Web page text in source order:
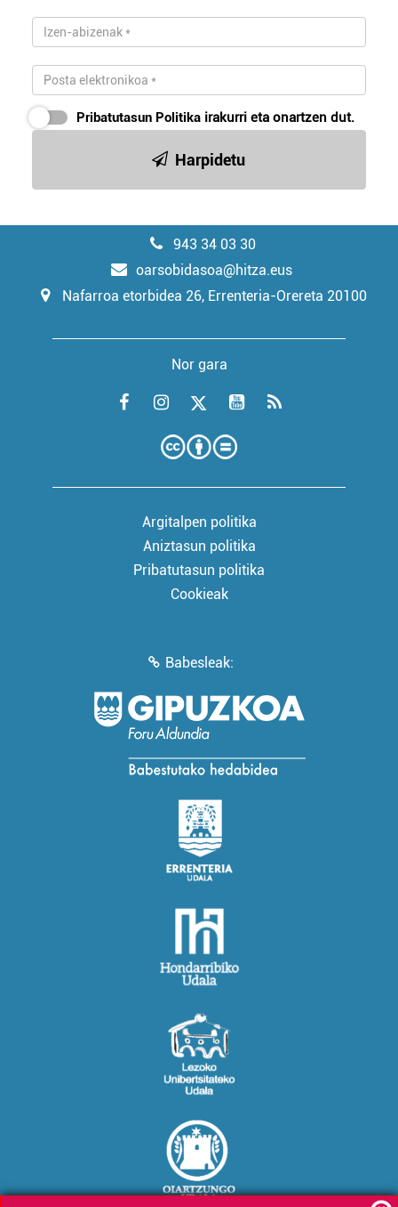
Pribatutasun Politika irakurri eta onartzen dut.
Harpidetu
943 34 03 30
oarsobidasoa@hitza.eus
Nafarroa etorbidea 26, Errenteria-Orereta 20100
Nor gara
Argitalpen politika
Aniztasun politika
Pribatutasun politika
Cookieak
Babesleak: